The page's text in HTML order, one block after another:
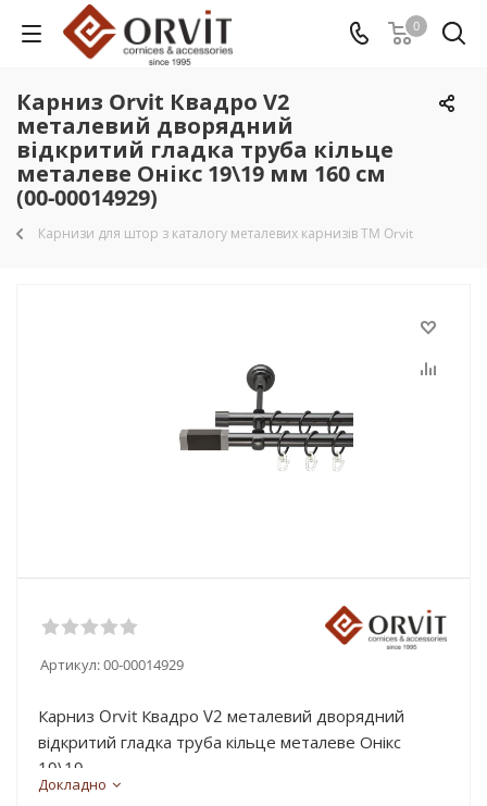
0
Карниз Orvit Квадро V2
металевий дворядний
відкритий гладка труба кільце
металеве Онікс 19\19 мм 160 см
(00-00014929)
Карнизи для штор з каталогу металевих карнизів TM Orvit
Артикул:00-00014929
Карниз Orvit Квадро V2 металевий дворядний
відкритий гладка труба кільце металеве Онікс
19\19...
Докладно